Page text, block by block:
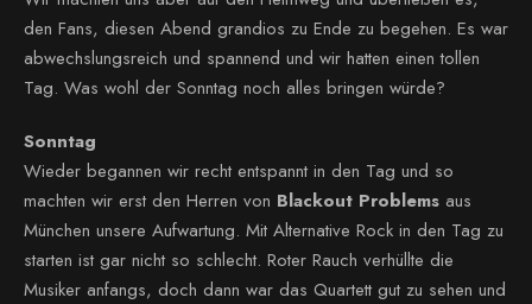
den Fans, diesen Abend grandios zu Ende zu begehen. Es war
abwechslungsreich und spannend und wir hatten einen tollen
Tag. Was wohl der Sonntag noch alles bringen würde?
Sonntag
Wieder begannen wir recht entspannt in den Tag und so
machten wir erst den Herren von Blackout Problems aus
München unsere Aufwartung. Mit Alternative Rock in den Tag zu
starten ist gar nicht so schlecht. Roter Rauch verhüllte die
Musiker anfangs, doch dann war das Quartett gut zu sehen und